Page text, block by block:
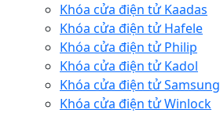
Khóa cửa điện tử Kaadas
Khóa cửa điện tử Hafele
Khóa cửa điện tử Philip
Khóa cửa điện tử Kadol
Khóa cửa điện tử Samsung
Khóa cửa điện tử Winlock